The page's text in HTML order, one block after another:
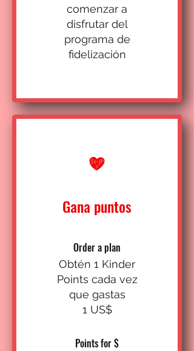
comenzar a
disfrutar del
programa de
fidelización
Gana puntos
Order a plan
Obtén 1 Kinder
Points cada vez
que gastas
1 US$
Points for $